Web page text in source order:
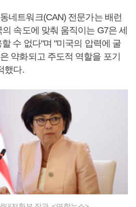
네트워크(CAN) 전문가는 배런
속도에 맞춰 움직이는 G7은 세
수 없다"며 "미국의 압력에 굴
약화되고 주도적 역할을 포기
했다.